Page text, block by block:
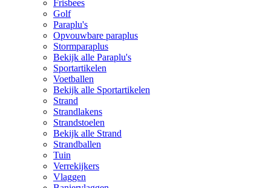
Frisbees
Golf
Paraplu's
Opvouwbare paraplus
Stormparaplus
Bekijk alle Paraplu's
Sportartikelen
Voetballen
Bekijk alle Sportartikelen
Strand
Strandlakens
Strandstoelen
Bekijk alle Strand
Strandballen
Tuin
Verrekijkers
Vlaggen